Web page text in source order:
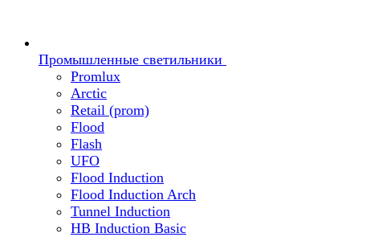
Промышленные светильники
Promlux
Arctic
Retail (prom)
Flood
Flash
UFO
Flood Induction
Flood Induction Arch
Tunnel Induction
HB Induction Basic